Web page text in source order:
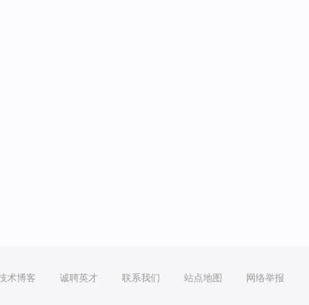
术博客 诚聘英才 联系我们 站点地图 网络举报